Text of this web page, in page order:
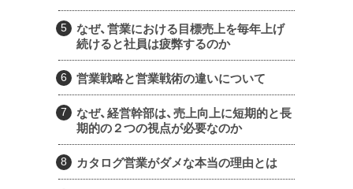
なぜ、営業における目標売上を毎年上げ
続けると社員は疲弊するのか
営業戦略と営業戦術の違いについて
なぜ、経営幹部は、売上向上に短期的と長
期的の２つの視点が必要なのか
カタログ営業がダメな本当の理由とは